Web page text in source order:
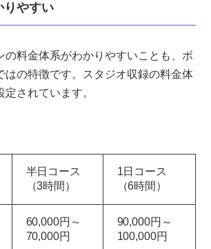
りやすい
の料金体系がわかりやすいことも、ボ
はの特徴です。スタジオ収録の料金体
されています。
半日コース
（3時間）
1日コース
（6時間）
60,000円～
70,000円
90,000円～
100,000円